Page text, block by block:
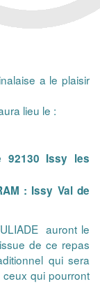
a le plaisir
lieu le :
92130 Issy les
: Issy Val de
auront le
de ce repas
qui sera
qui pourront